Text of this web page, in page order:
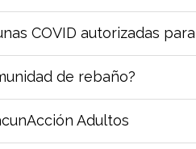
COVID autorizadas
de rebaño?
Adultos